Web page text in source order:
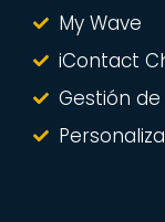
My Wave
iContact
Gestión de